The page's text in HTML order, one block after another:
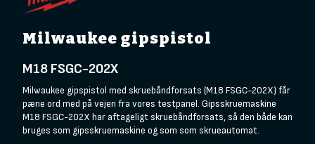
Milwaukee gipspistol
M18 FSGC-202X
Milwaukee gipspistol med skruebåndforsats (M18 FSGC-202X) får
pæne ord med på vejen fra vores testpanel. Gipsskruemaskine
M18 FSGC-202X har aftageligt skruebåndforsats, så den både kan
bruges som gipsskruemaskine og som som skrueautomat.